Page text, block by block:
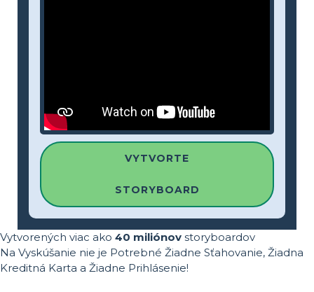
VYTVORTE
STORYBOARD
Vytvorených viac ako 40 miliónov storyboardov
Na Vyskúšanie nie je Potrebné Žiadne Sťahovanie, Žiadna
Kreditná Karta a Žiadne Prihlásenie!